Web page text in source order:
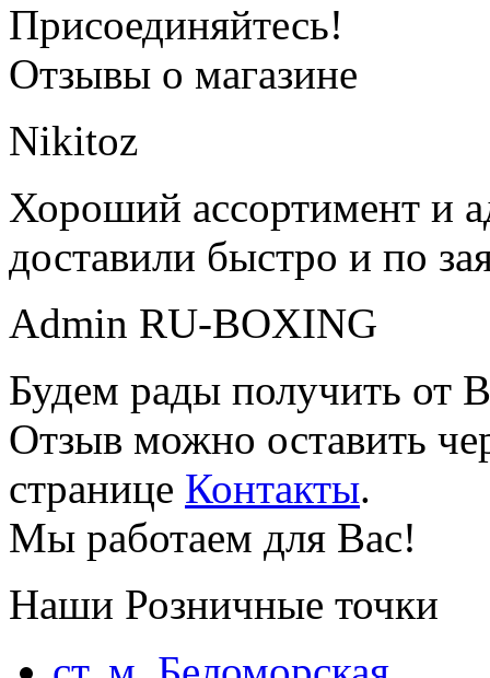
Присоединяйтесь!
Отзывы о магазине
Nikitoz
Хороший ассортимент и
доставили быстро и по
Admin RU-BOXING
Будем рады получить от
Отзыв можно оставить
странице Контакты.
Мы работаем для Вас!
Наши Розничные точки